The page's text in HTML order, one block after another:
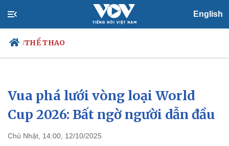
English
/THỂ THAO
Chính trị
Đảng
Tổ chức nhân sự
Nhận diện sự thật
Xã hội
Dự báo thời tiết
Vua phá lưới vòng loại World
Cup 2026: Bất ngờ người dẫn đầu
Chủ Nhật, 14:00, 12/10/2025